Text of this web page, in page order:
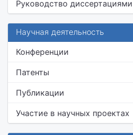
Руководство диссертациями
Научная деятельность
Конференции
Патенты
Публикации
Участие в научных проектах